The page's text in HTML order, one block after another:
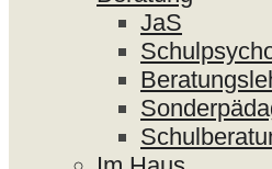
JaS